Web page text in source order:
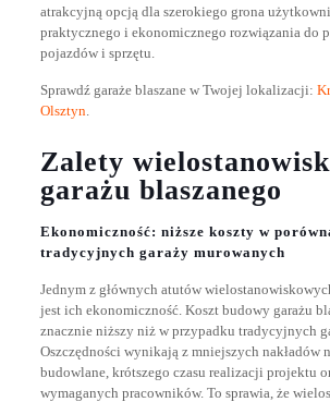
atrakcyjną opcją dla szerokiego grona
praktycznego i ekonomicznego rozwiązania do
pojazdów i sprzętu.
Sprawdź garaże blaszane w Twojej lokalizacji:
Olsztyn
Zalety
garażu blaszanego
Ekonomiczność: niższe koszty w
tradycyjnych garaży murowanych
Jednym z głównych atutów
jest ich ekonomiczność. Koszt budowy garażu
znacznie niższy niż w przypadku tradycyjnych
Oszczędności wynikają z mniejszych nakładów
budowlane, krótszego czasu realizacji projektu
wymaganych pracowników. To sprawia, że